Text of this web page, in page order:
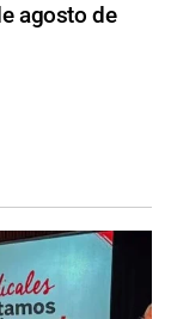
agosto de